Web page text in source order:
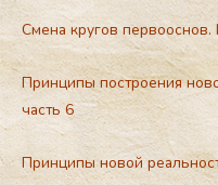
Смена кругов
Принципы построения
часть 6
Принципы новой